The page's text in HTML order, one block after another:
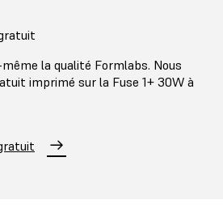
la qualité Formlabs. Nous
imprimé sur la Fuse 1+ 30W à